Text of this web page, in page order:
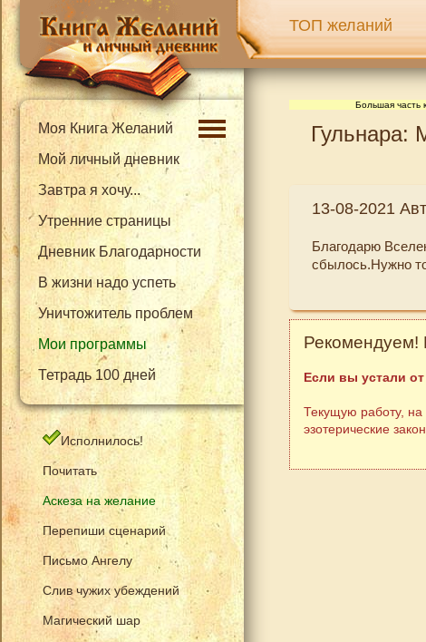
ТОП желаний
Моя Книга Желаний
Мой личный дневник
Завтра я хочу...
Утренние страницы
Дневник Благодарности
В жизни надо успеть
Уничтожитель проблем
Мои программы
Тетрадь 100 дней
Исполнилось!
Почитать
Аскеза на желание
Перепиши сценарий
Письмо Ангелу
Слив чужих убеждений
Магический шар
Большая часть
Гульнара:
13-08-2021
Благодарю
сбылось.Нужно
Рекомендуем!
Если вы устали
Текущую работу,
эзотерические